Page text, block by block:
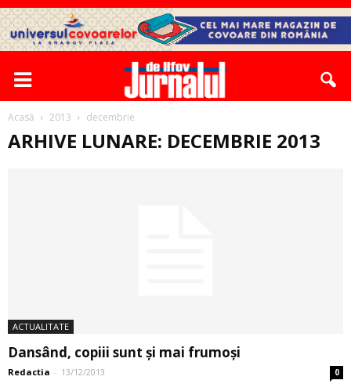
Acasă 2013 decembrie
ARHIVE LUNARE: DECEMBRIE 2013
ACTUALITATE
Dansând, copiii sunt şi mai frumoşi
Redactia - 13/12/2013 0